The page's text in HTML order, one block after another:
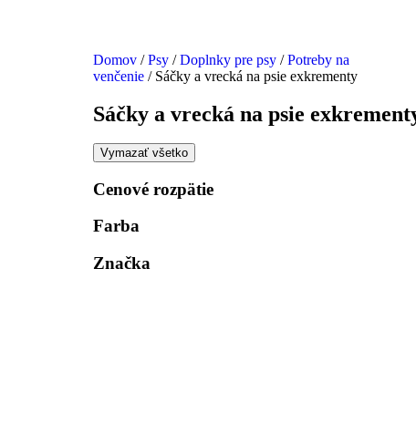
Domov /Psy /Doplnky pre psy /Potreby na
venčenie / Sáčky a vrecká na psie exkrementy
Sáčky a vrecká na psie
Vymazať všetko
Cenové rozpätie
Farba
Značka